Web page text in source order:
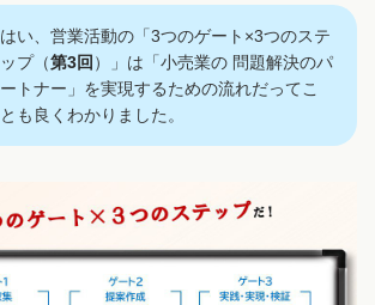
はい、営業活動の「3つのゲート×3つのステ
ップ（第3回）」は「小売業の 問題解決のパ
ートナー」を実現するための流れだってこ
とも良くわかりました。